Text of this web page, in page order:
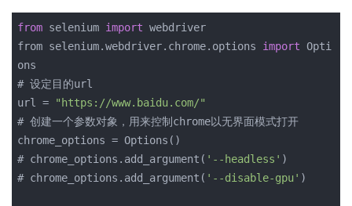
from selenium import webdriver
from selenium.webdriver.chrome.options import Opti
ons
# 设定目的url
url =
"https://www.baidu.com/"
# 创建一个参数对象，用来控制chrome以无界面模式打开
chrome_options = Options()
# chrome_options.add_argument( '--headless' )
# chrome_options.add_argument( '--disable-gpu' )